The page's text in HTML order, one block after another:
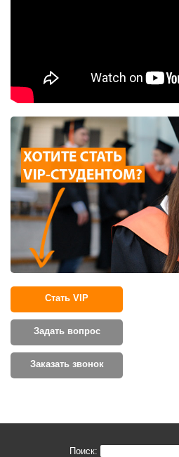
Стать VIP
Задать вопрос
Заказать звонок
Поиск: